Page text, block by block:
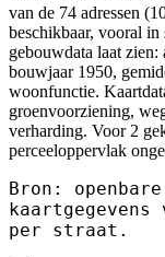
van de 74 adressen
beschikbaar, vooral
gebouwdata laat
bouwjaar 1950,
woonfunctie.
groenvoorziening,
verharding. Voor 2
perceeloppervlak
Bron:
kaartgegevens
per straat.